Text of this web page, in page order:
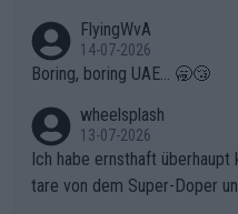
FlyingWvA
14-07-2026
Boring, boring UAE... 🥱😴
wheelsplash
13-07-2026
Ich habe ernsthaft
tare von dem Super-Doper